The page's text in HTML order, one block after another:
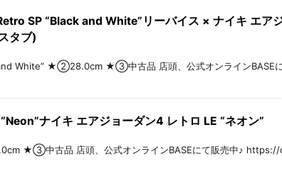
SP “Black and White”リーバイス × ナイキ エア
タブ)
White” ★②28.0cm ★③中古品 店頭、公式オンラインBASE
ナイキ エアジョーダン4 レトロ LE “ネオン”
★③中古品 店頭、公式オンラインBASEにて販売中♪ https://